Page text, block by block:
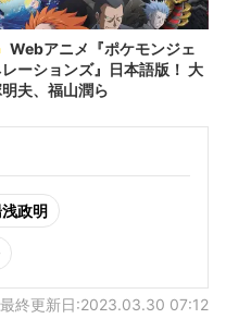
ーションズ』日本語版！ 大
夫、福山潤ら
政明
最終更新日:2023.03.30 07:12